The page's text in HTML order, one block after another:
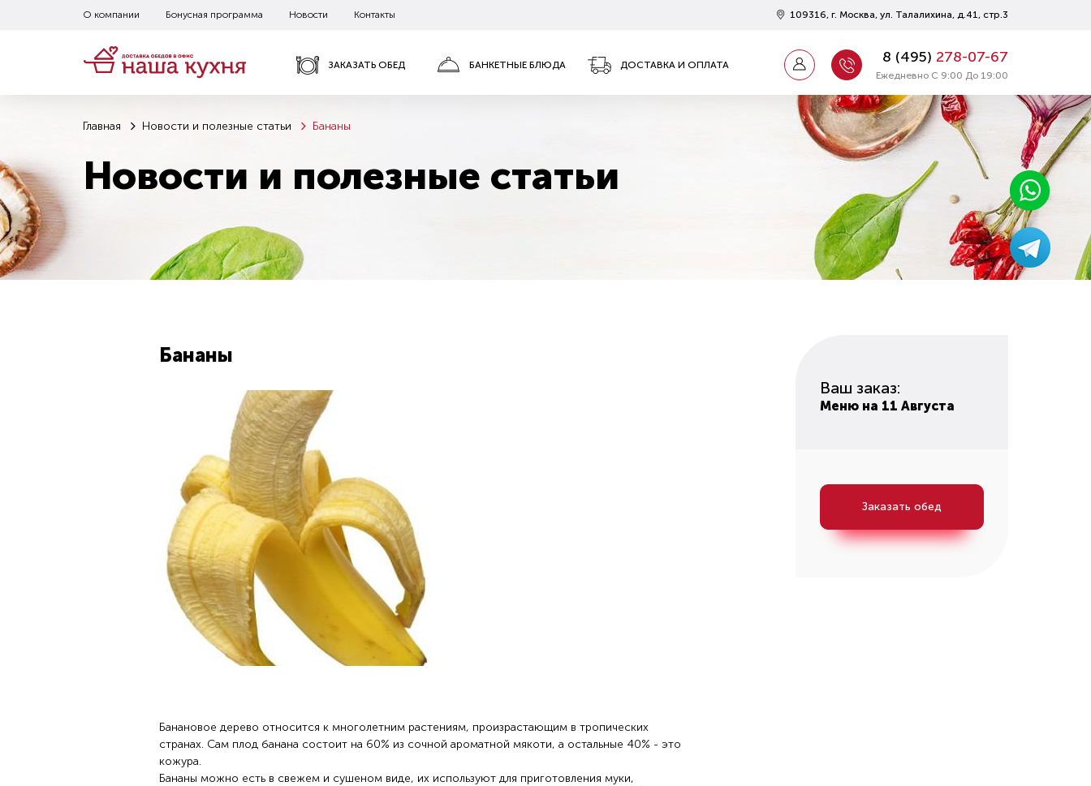
О компании Бонусная программа Новости Контакты 109316, г. Москва, ул. Талалихина, д.41, стр.3
ЗАКАЗАТЬ ОБЕД БАНКЕТНЫЕ БЛЮДА ДОСТАВКА И ОПЛАТА 8 (495) 278-07-67
Ежедневно С 9:00 До 19:00
Главная Новости и полезные статьи Бананы
Новости и полезные статьи
Бананы
Банановое дерево относится к многолетним растениям, произрастающим в тропических
странах. Сам плод банана состоит на 60% из сочной ароматной мякоти, а остальные 40% - это
кожура.
Бананы можно есть в свежем и сушеном виде, их используют для приготовления муки,
Ваш заказ:
Меню на 11 Августа
Заказать обед